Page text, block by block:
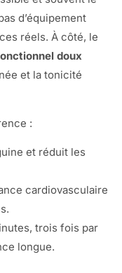
d’équipement
réels. À côté, le
doux
et la tonicité
:
et réduit les
cardiovasculaire
trois fois par
longue.